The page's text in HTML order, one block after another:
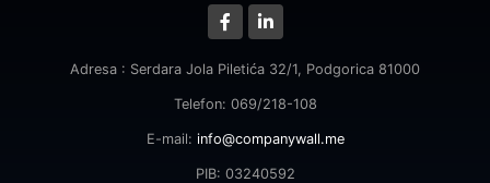
Adresa : Serdara Jola Piletića 32/1, Podgorica 81000
Telefon: 069/218-108
E-mail: info@companywall.me
PIB: 03240592